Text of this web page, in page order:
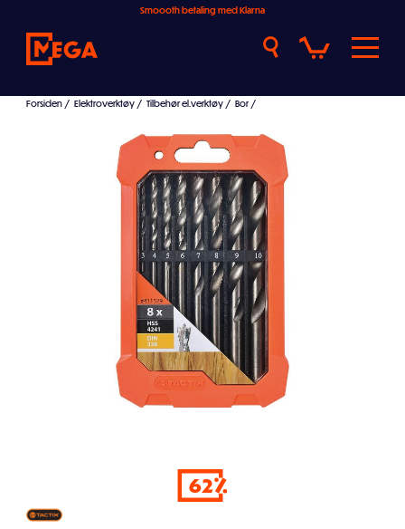
Smoooth betaling med Klarna
Forsiden / Elektroverktøy / Tilbehør el.verktøy / Bor /
62